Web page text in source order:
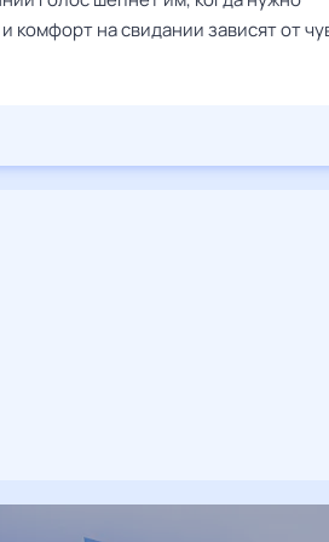
комфорт на свидании зависят от